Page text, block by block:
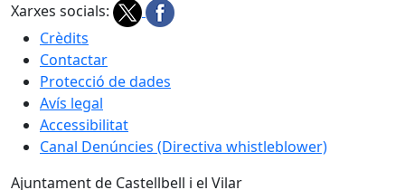
Xarxes socials:
Crèdits
Contactar
Protecció de dades
Avís legal
Accessibilitat
Canal Denúncies (Directiva whistleblower)
Ajuntament de Castellbell i el Vilar